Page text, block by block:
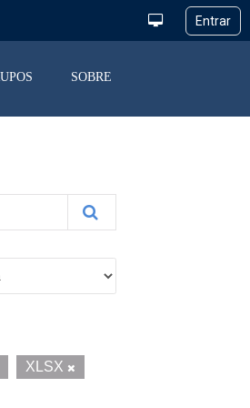
SOBRE
XLSX